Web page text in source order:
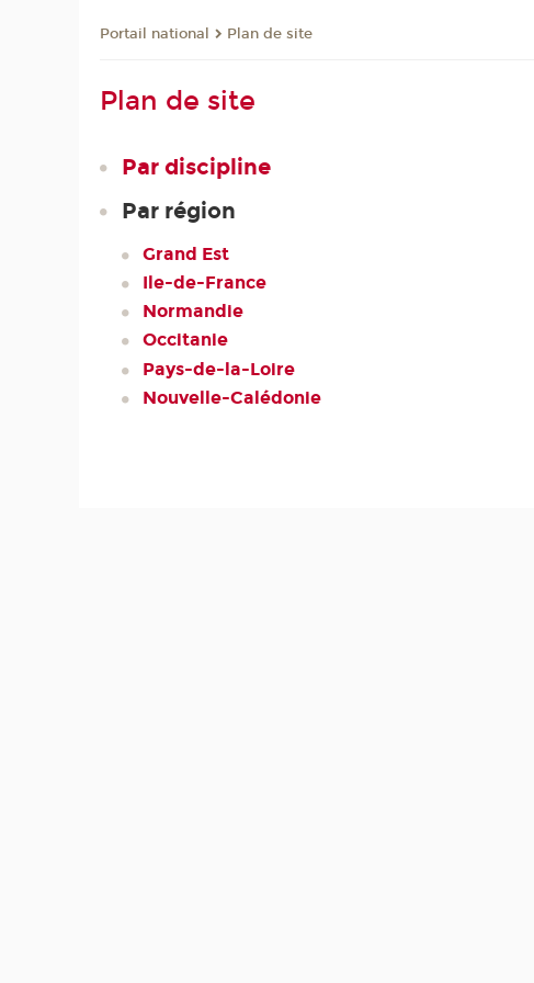
Portail national Plan de site
Plan de site
Par discipline
Par région
Grand Est
Ile-de-France
Normandie
Occitanie
Pays-de-la-Loire
Nouvelle-Calédonie